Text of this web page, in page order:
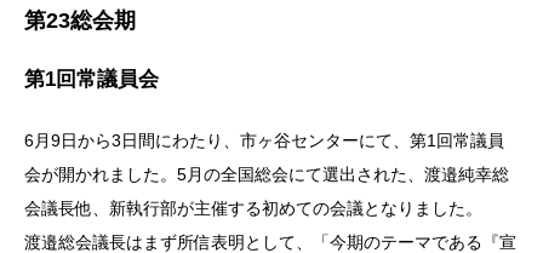
第23総会期
第1回常議員会
6月9日から3日間にわたり、市ヶ谷センターにて、第1回常議員
会が開かれました。5月の全国総会にて選出された、渡邉純幸総
会議長他、新執行部が主催する初めての会議となりました。
渡邉総会議長はまず所信表明として、「今期のテーマである『宣